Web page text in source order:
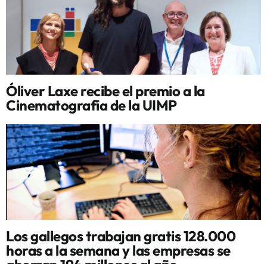
Óliver Laxe recibe el premio a la
Cinematografía de la UIMP
Los gallegos trabajan gratis 128.000
horas a la semana y las empresas se